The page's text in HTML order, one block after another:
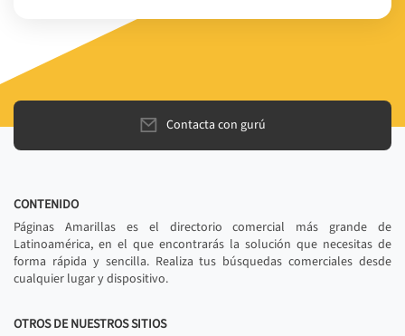
Contacta con gurú
CONTENIDO
Páginas Amarillas es el directorio comercial más grande de
Latinoamérica, en el que encontrarás la solución que necesitas de
forma rápida y sencilla. Realiza tus búsquedas comerciales desde
cualquier lugar y dispositivo.
OTROS DE NUESTROS SITIOS